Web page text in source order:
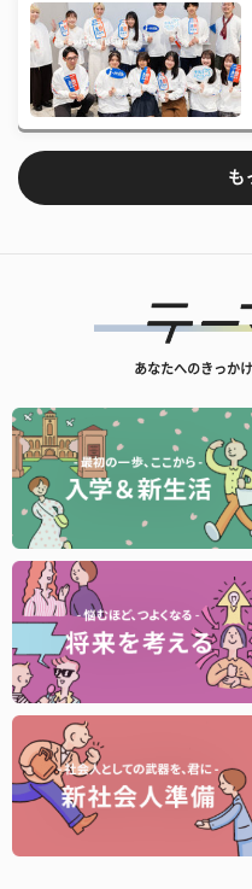
も
あなたへのきっか